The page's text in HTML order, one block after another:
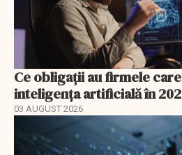
Ce obligații au firmele
inteligența artificială în
03 AUGUST 2026